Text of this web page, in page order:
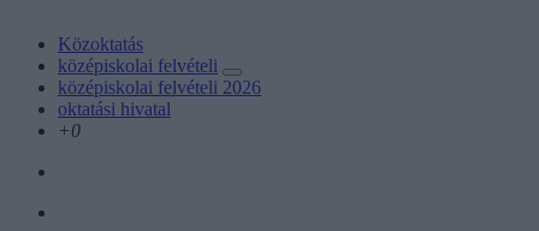
Közoktatás
középiskolai felvételi
középiskolai felvételi 2026
oktatási hivatal
+0